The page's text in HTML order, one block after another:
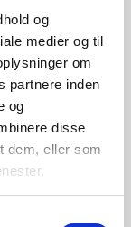
og
medier og til
om
partnere inden
og
disse
dem, eller som